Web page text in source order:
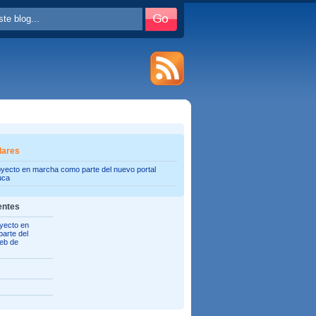
en marcha como parte del nuevo portal
en
del
de